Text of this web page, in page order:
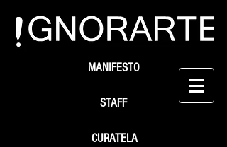
STAFF
MANIFESTO
CURATELA